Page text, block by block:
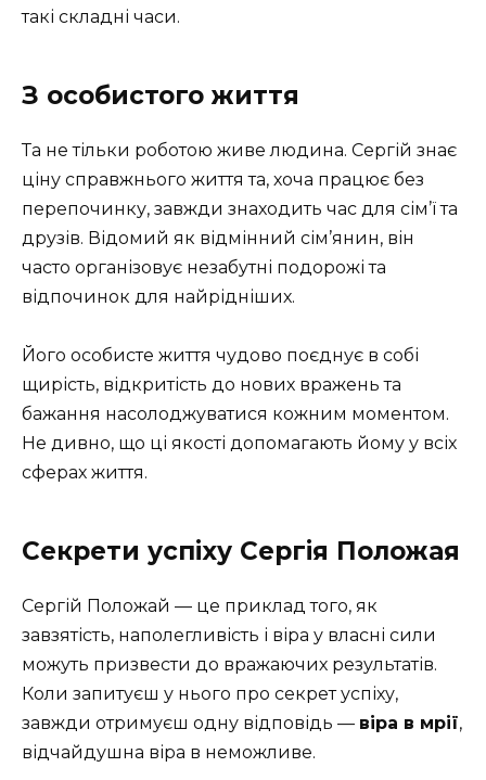
такі складні часи.
З особистого життя
Та не тільки роботою живе людина. Сергій знає
ціну справжнього життя та, хоча працює без
перепочинку, завжди знаходить час для сім’ї та
друзів. Відомий як відмінний сім’янин, він
часто організовує незабутні подорожі та
відпочинок для найрідніших.
Його особисте життя чудово поєднує в собі
щирість, відкритість до нових вражень та
бажання насолоджуватися кожним моментом.
Не дивно, що ці якості допомагають йому у всіх
сферах життя.
Секрети успіху Сергія Положая
Сергій Положай — це приклад того, як
завзятість, наполегливість і віра у власні сили
можуть призвести до вражаючих результатів.
Коли запитуєш у нього про секрет успіху,
завжди отримуєш одну відповідь — віра в мрії,
відчайдушна віра в неможливе.